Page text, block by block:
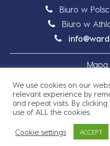
Biuro w
Biuro w
Mapa
Polityka
Prawo autorskie ©
We use cookies on our
relevant experience by
and repeat visits. By
use of ALL the cookies.
Cookie settings ACCEPT